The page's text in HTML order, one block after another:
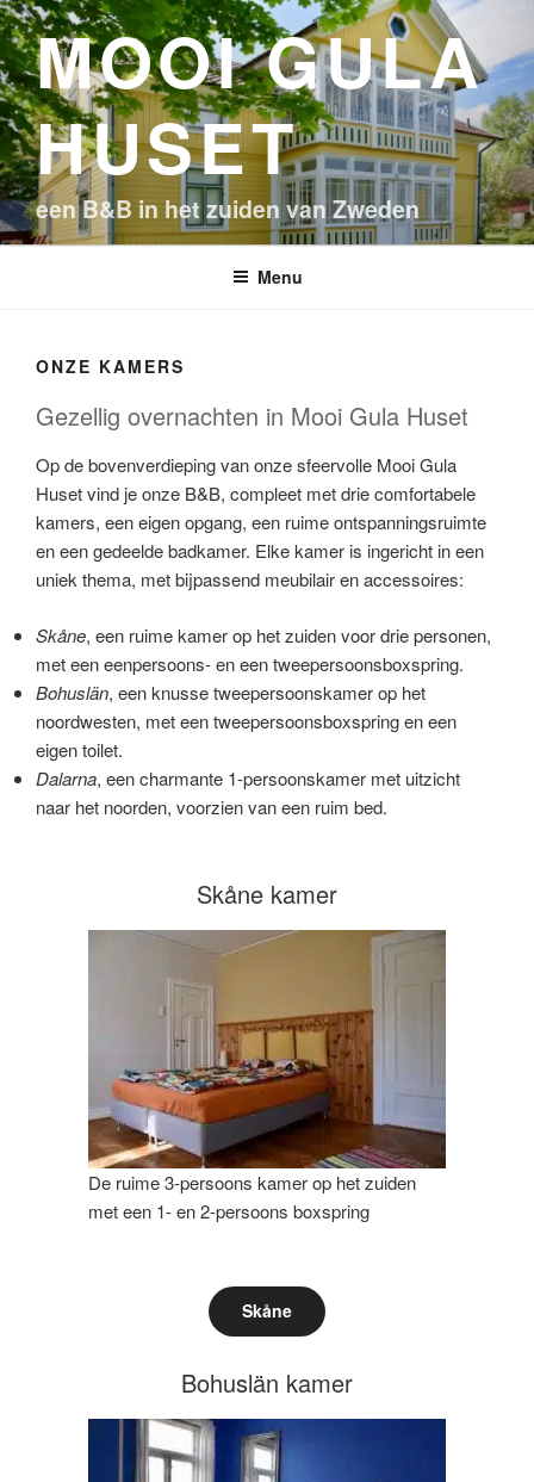
Ga
naar
de
inhoudMOOI GULA
HUSET
een B&B in het zuiden van Zweden
Menu
ONZE KAMERS
Gezellig overnachten in Mooi Gula Huset
Op de bovenverdieping van onze sfeervolle Mooi Gula
Huset vind je onze B&B, compleet met drie comfortabele
kamers, een eigen opgang, een ruime ontspanningsruimte
en een gedeelde badkamer. Elke kamer is ingericht in een
uniek thema, met bijpassend meubilair en accessoires:
Skåne, een ruime kamer op het zuiden voor drie personen,
met een eenpersoons- en een tweepersoonsboxspring.
Bohuslän, een knusse tweepersoonskamer op het
noordwesten, met een tweepersoonsboxspring en een
eigen toilet.
Dalarna, een charmante 1-persoonskamer met uitzicht
naar het noorden, voorzien van een ruim bed.
Skåne kamer
De ruime 3-persoons kamer op het zuiden
met een 1- en 2-persoons boxspring
Skåne
Bohuslän kamer